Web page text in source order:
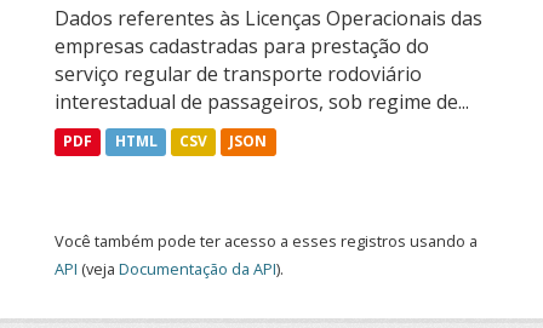
Dados referentes às Licenças Operacionais das
empresas cadastradas para prestação do
serviço regular de transporte rodoviário
interestadual de passageiros, sob regime de...
PDF HTML CSV JSON
Você também pode ter acesso a esses registros usando a
API (veja Documentação da API).